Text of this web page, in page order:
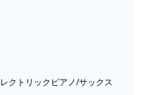
クトリックピアノ/サックス